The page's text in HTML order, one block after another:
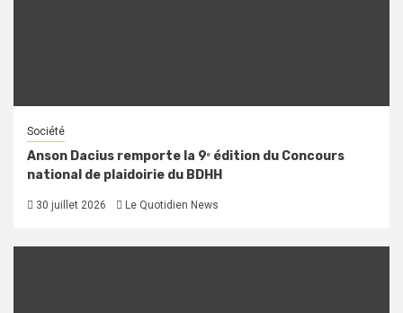
Société
Anson Dacius remporte la 9ᵉ édition du Concours
national de plaidoirie du BDHH
30 juillet 2026 Le Quotidien News